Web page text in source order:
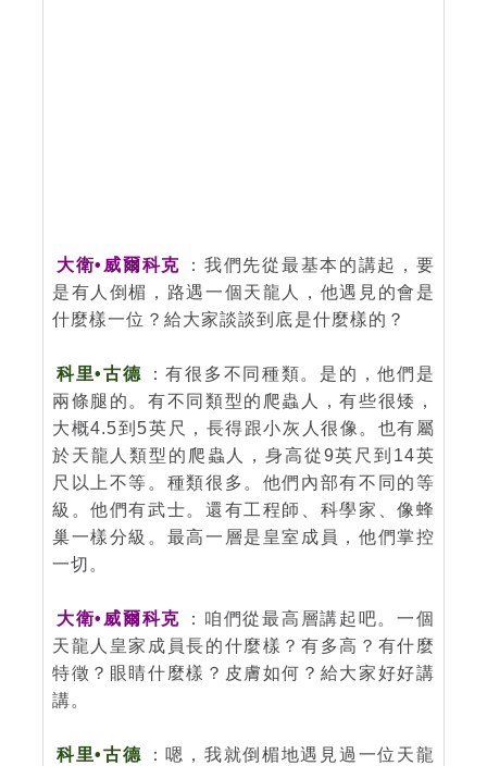
大衛•威爾科克
：我們先從最基本的講起，要
是有人倒楣，路遇一個天龍人，他遇見的會是
什麼樣一位？給大家談談到底是什麼樣的？
科里•古德
：有很多不同種類。是的，他們是
兩條腿的。有不同類型的爬蟲人，有些很矮，
大概4.5到5英尺，長得跟小灰人很像。也有屬
於天龍人類型的爬蟲人，身高從9英尺到14英
尺以上不等。種類很多。他們內部有不同的等
級。他們有武士。還有工程師、科學家、像蜂
巢一樣分級。最高一層是皇室成員，他們掌控
一切。
大衛•威爾科克
：咱們從最高層講起吧。一個
天龍人皇家成員長的什麼樣？有多高？有什麼
特徵？眼睛什麼樣？皮膚如何？給大家好好講
講。
科里•古德
：嗯，我就倒楣地遇見過一位天龍